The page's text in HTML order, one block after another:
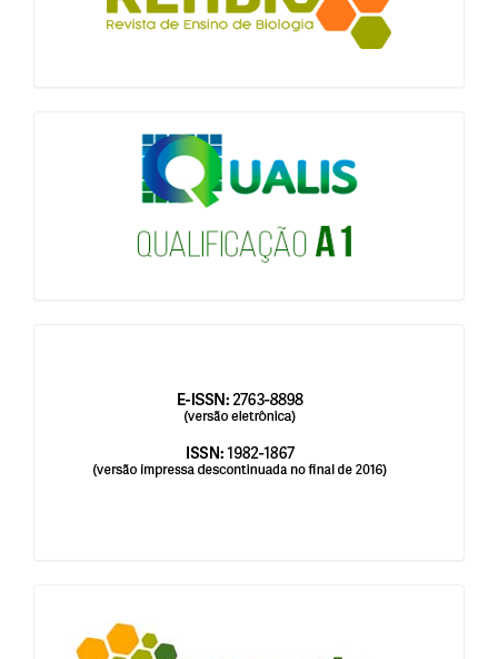
blocologosbenbio